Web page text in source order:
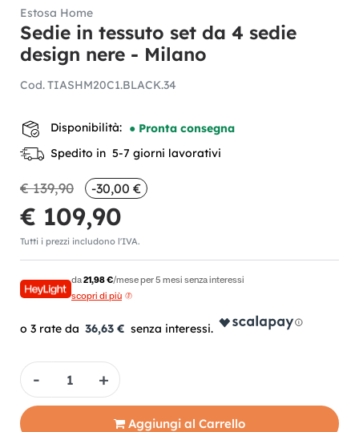
Estosa Home
Sedie in tessuto set da 4 sedie
design nere - Milano
Cod.TIASHM20C1.BLACK.34
Disponibilità: ● Pronta consegna
Spedito in 5-7 giorni lavorativi
€ 139,90 -30,00 €
€ 109,90
Tutti i prezzi includono l'IVA.
da21,98 €/mese per 5 mesi senza interessi
scopri di più
36,63 €
Quantità
Aggiungi al Carrello